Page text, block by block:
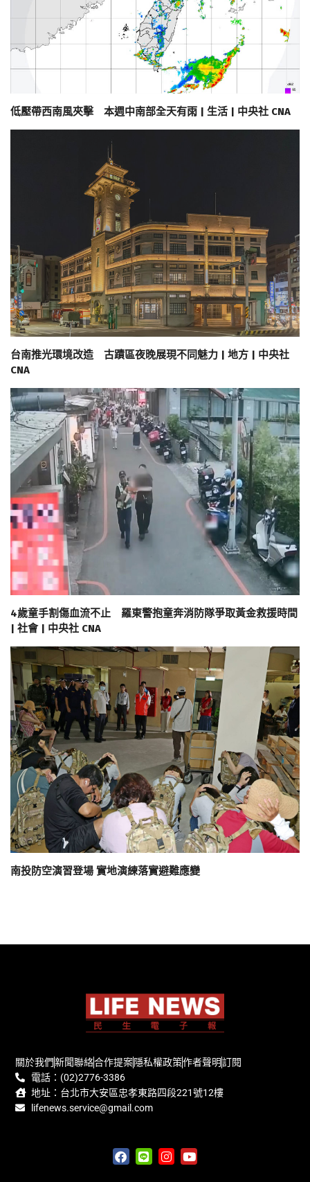
低壓帶西南風夾擊 本週中南部全天有雨 | 生活 | 中央社 CNA
台南推光環境改造 古蹟區夜晚展現不同魅力 | 地方 | 中央社
CNA
4歲童手割傷血流不止 羅東警抱童奔消防隊爭取黃金救援時間
| 社會 | 中央社 CNA
南投防空演習登場 實地演練落實避難應變
關於我們新聞聯絡合作提案隱私權政策作者聲明訂閱
電話：(02)2776-3386
地址：台北市大安區忠孝東路四段221號12樓
lifenews.service@gmail.com